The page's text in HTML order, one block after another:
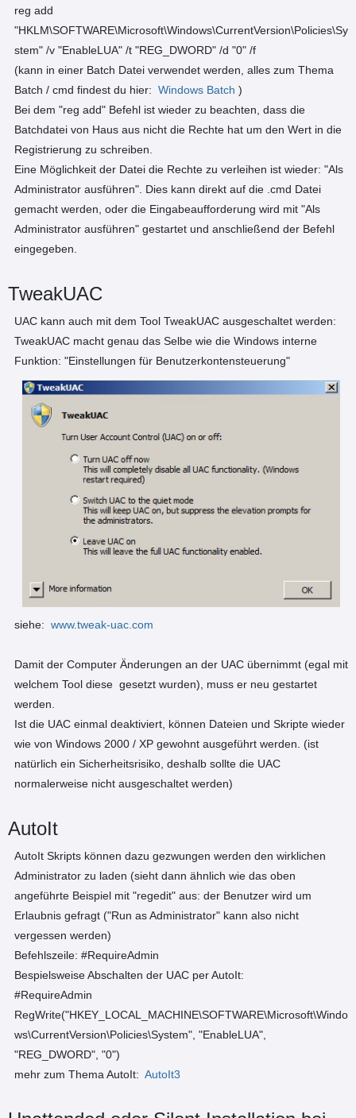
reg add
"HKLM\SOFTWARE\Microsoft\Windows\CurrentVersion\Policies\Sy
stem" /v "EnableLUA" /t "REG_DWORD" /d "0" /f
(kann in einer Batch Datei verwendet werden, alles zum Thema
Batch / cmd findest du hier: Windows Batch )
Bei dem "reg add" Befehl ist wieder zu beachten, dass die
Batchdatei von Haus aus nicht die Rechte hat um den Wert in die
Registrierung zu schreiben.
Eine Möglichkeit der Datei die Rechte zu verleihen ist wieder: "Als
Administrator ausführen". Dies kann direkt auf die .cmd Datei
gemacht werden, oder die Eingabeaufforderung wird mit "Als
Administrator ausführen" gestartet und anschließend der Befehl
eingegeben.
TweakUAC
UAC kann auch mit dem Tool TweakUAC ausgeschaltet werden:
TweakUAC macht genau das Selbe wie die Windows interne
Funktion: "Einstellungen für Benutzerkontensteuerung"
siehe: www.tweak-uac.com
Damit der Computer Änderungen an der UAC übernimmt (egal mit
welchem Tool diese gesetzt wurden), muss er neu gestartet
werden.
Ist die UAC einmal deaktiviert, können Dateien und Skripte wieder
wie von Windows 2000 / XP gewohnt ausgeführt werden. (ist
natürlich ein Sicherheitsrisiko, deshalb sollte die UAC
normalerweise nicht ausgeschaltet werden)
AutoIt
AutoIt Skripts können dazu gezwungen werden den wirklichen
Administrator zu laden (sieht dann ähnlich wie das oben
angeführte Beispiel mit "regedit" aus: der Benutzer wird um
Erlaubnis gefragt ("Run as Administrator" kann also nicht
vergessen werden)
Befehlszeile: #RequireAdmin
Bespielsweise Abschalten der UAC per AutoIt:
#RequireAdmin
RegWrite("HKEY_LOCAL_MACHINE\SOFTWARE\Microsoft\Windo
ws\CurrentVersion\Policies\System", "EnableLUA",
"REG_DWORD", "0")
mehr zum Thema AutoIt: AutoIt3